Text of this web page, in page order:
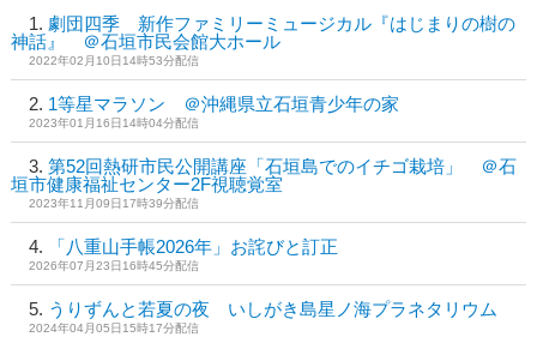
劇団四季 新作ファミリーミュージカル『はじまりの樹の
神話』 ＠石垣市民会館大ホール
2022年02月10日14時53分配信
1等星マラソン ＠沖縄県立石垣青少年の家
2023年01月16日14時04分配信
第52回熱研市民公開講座「石垣島でのイチゴ栽培」 ＠石
垣市健康福祉センター2F視聴覚室
2023年11月09日17時39分配信
「八重山手帳2026年」お詫びと訂正
2026年07月23日16時45分配信
うりずんと若夏の夜 いしがき島星ノ海プラネタリウム
2024年04月05日15時17分配信